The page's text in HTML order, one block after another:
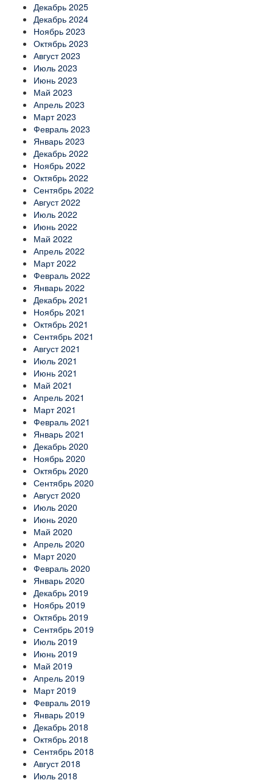
Декабрь 2025
Декабрь 2024
Ноябрь 2023
Октябрь 2023
Август 2023
Июль 2023
Июнь 2023
Май 2023
Апрель 2023
Март 2023
Февраль 2023
Январь 2023
Декабрь 2022
Ноябрь 2022
Октябрь 2022
Сентябрь 2022
Август 2022
Июль 2022
Июнь 2022
Май 2022
Апрель 2022
Март 2022
Февраль 2022
Январь 2022
Декабрь 2021
Ноябрь 2021
Октябрь 2021
Сентябрь 2021
Август 2021
Июль 2021
Июнь 2021
Май 2021
Апрель 2021
Март 2021
Февраль 2021
Январь 2021
Декабрь 2020
Ноябрь 2020
Октябрь 2020
Сентябрь 2020
Август 2020
Июль 2020
Июнь 2020
Май 2020
Апрель 2020
Март 2020
Февраль 2020
Январь 2020
Декабрь 2019
Ноябрь 2019
Октябрь 2019
Сентябрь 2019
Июль 2019
Июнь 2019
Май 2019
Апрель 2019
Март 2019
Февраль 2019
Январь 2019
Декабрь 2018
Октябрь 2018
Сентябрь 2018
Август 2018
Июль 2018